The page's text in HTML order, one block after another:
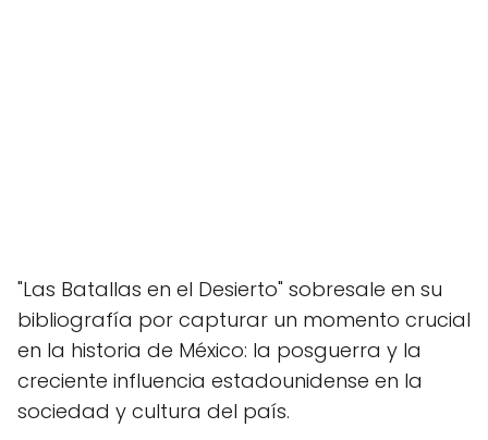
"Las Batallas en el Desierto" sobresale en su
bibliografía por capturar un momento crucial
en la historia de México: la posguerra y la
creciente influencia estadounidense en la
sociedad y cultura del país.